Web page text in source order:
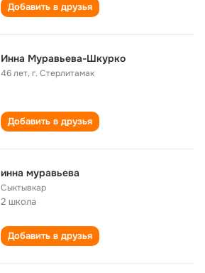
Добавить в друзья
Инна Муравьева-Шкурко
46 лет,г. Стерлитамак
Добавить в друзья
инна муравьева
Сыктывкар
2 школа
Добавить в друзья